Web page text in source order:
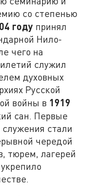
со степенью
году принял
Нило-
чего на
служил
духовных
Русской
войны в 1919
сан. Первые
служения стали
чередой
тюрем, лагерей